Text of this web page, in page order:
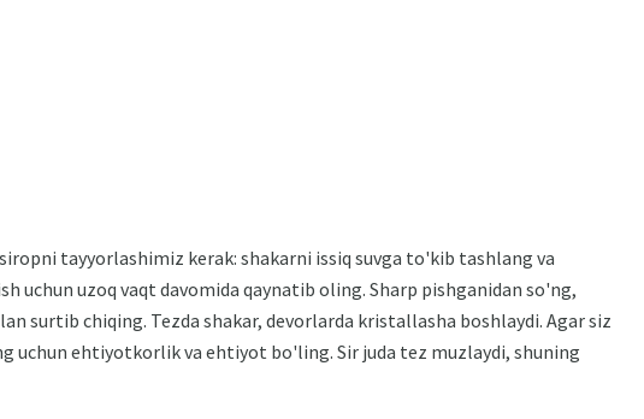
tayyorlashimiz kerak: shakarni issiq suvga to'kib tashlang va
uchun uzoq vaqt davomida qaynatib oling. Sharp pishganidan so'ng,
surtib chiqing. Tezda shakar, devorlarda kristallasha boshlaydi. Agar siz
uchun ehtiyotkorlik va ehtiyot bo'ling. Sir juda tez muzlaydi, shuning